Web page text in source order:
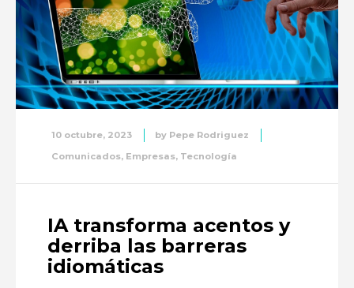
10 octubre, 2023 by Pepe Rodriguez
Comunicados, Empresas, Tecnología
IA transforma acentos y
derriba las barreras
idiomáticas